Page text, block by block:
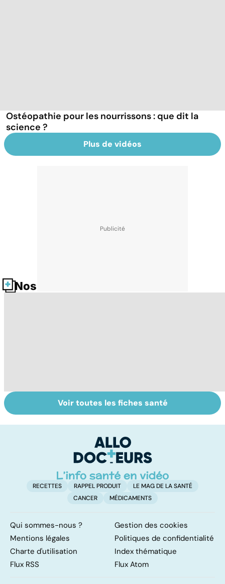
Ostéopathie pour les nourrissons : que dit la
science ?
Plus de vidéos
Nos fiches santé
Comment
faciliter la
Retrouver du
tonus grâce aux
Voir toutes les fiches santé
RECETTES RAPPEL PRODUIT
LE MAG DE LA SANTÉ
CANCER
MÉDICAMENTS
Qui sommes-nous ?
Gestion des cookies
Mentions légales
Politiques de confidentialité
Charte d'utilisation
Index thématique
Flux RSS
Flux Atom